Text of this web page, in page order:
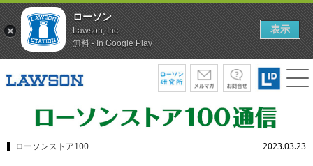
ローソンストア100 2023.03.23
ローソン
Lawson, Inc.
無料 - In Google Play
表示